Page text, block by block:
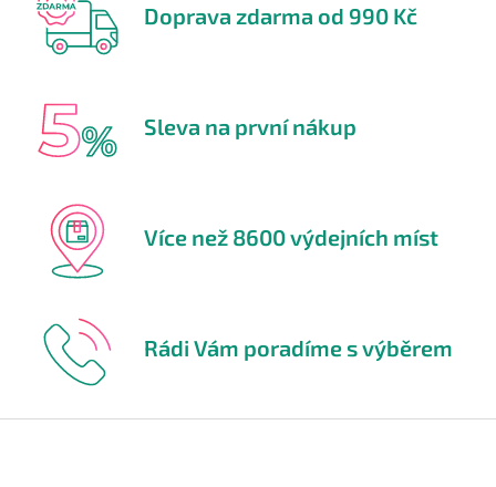
Doprava zdarma od 990 Kč
Sleva na první nákup
Více než 8600 výdejních míst
Rádi Vám poradíme s výběrem